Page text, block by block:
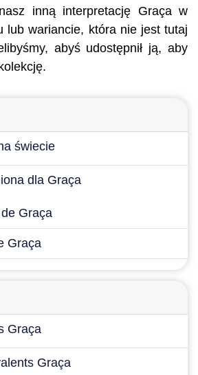
inną interpretację Graça w
lub wariancie, która nie jest tutaj
abyś udostępnił ją, aby
świecie
dla Graça
Graça
Graça
Graça
Graça